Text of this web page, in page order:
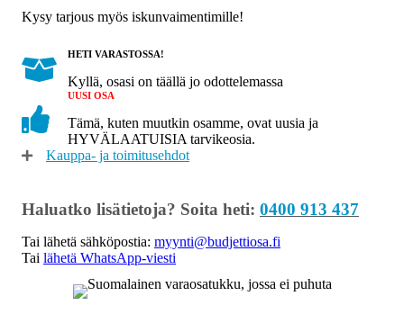
Kysy tarjous myös iskunvaimentimille!
HETI VARASTOSSA!
Kyllä, osasi on täällä jo odottelemassa
UUSI OSA
Tämä, kuten muutkin osamme, ovat uusia ja
HYVÄLAATUISIA tarvikeosia.
Kauppa- ja toimitusehdot
Haluatko lisätietoja? Soita heti: 0400 913 437
Tai lähetä sähköpostia: myynti@budjettiosa.fi
Tai lähetä WhatsApp-viesti